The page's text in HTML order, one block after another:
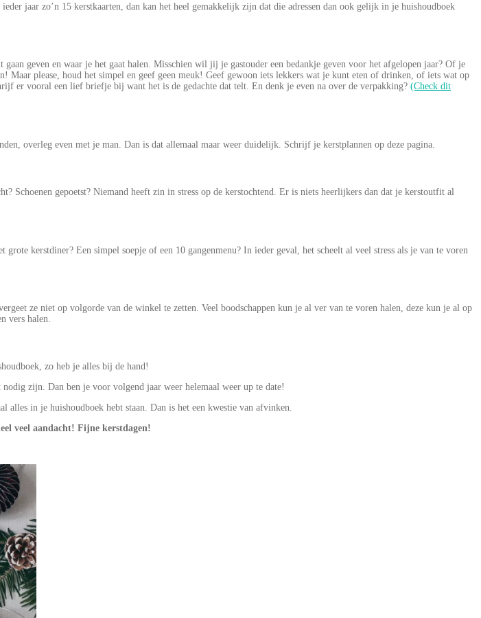
jaar zo’n 15 kerstkaarten, dan kan het heel gemakkelijk zijn dat die adressen dan ook gelijk in je huishoudboek
geven en waar je het gaat halen. Misschien wil jij je gastouder een bedankje geven voor het afgelopen jaar? Of je
please, houd het simpel en geef geen meuk! Geef gewoon iets lekkers wat je kunt eten of drinken, of iets wat op
er vooral een lief briefje bij want het is de gedachte dat telt. En denk je even na over de verpakking? (Check dit
overleg even met je man. Dan is dat allemaal maar weer duidelijk. Schrijf je kerstplannen op deze pagina.
Schoenen gepoetst? Niemand heeft zin in stress op de kerstochtend. Er is niets heerlijkers dan dat je kerstoutfit al
kerstdiner? Een simpel soepje of een 10 gangenmenu? In ieder geval, het scheelt al veel stress als je van te voren
ze niet op volgorde van de winkel te zetten. Veel boodschappen kun je al ver van te voren halen, deze kun je al op
vers halen.
zo heb je alles bij de hand!
zijn. Dan ben je voor volgend jaar weer helemaal weer up te date!
in je huishoudboek hebt staan. Dan is het een kwestie van afvinken.
veel aandacht! Fijne kerstdagen!